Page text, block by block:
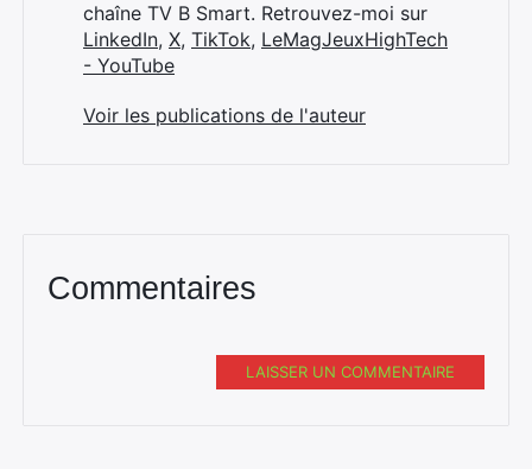
chaîne TV B Smart. Retrouvez-moi sur
LinkedIn, X, TikTok, LeMagJeuxHighTech
- YouTube
Voir les publications de l'auteur
Commentaires
LAISSER UN COMMENTAIRE